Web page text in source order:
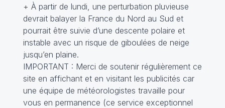
+ À partir de lundi, une perturbation pluvieuse
devrait balayer la France du Nord au Sud et
pourrait être suivie d’une descente polaire et
instable avec un risque de giboulées de neige
jusqu’en plaine.
IMPORTANT : Merci de soutenir régulièrement ce
site en affichant et en visitant les publicités car
une équipe de météorologistes travaille pour
vous en permanence (ce service exceptionnel